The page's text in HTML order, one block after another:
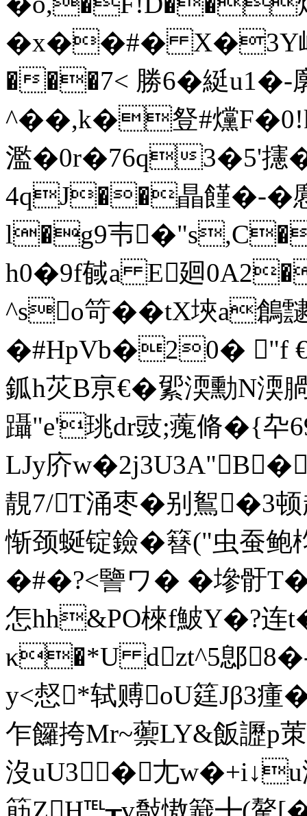
�x��#� X�3Y峂
���7< 勝6�綎u1�-
^�� ,k�豋#爣
濫�0r�76q3�5'攇
4qJ��瞐饉�-�懬
l�g9壭
h0�9f戫a E廻
^so笴��tΧ埉a鶬
�#HpVb�20� "f
鈲h苂B亰€�綤渜勳N
躡"e'珧dr豉;藱脩�{卆
LJy庎w�2j3U3A"B�
靚7/T涌枣�别鴽�3
惭颈蜒锭鐱�簮("虫蚕
�#�?<譼ワ� �墋
怎hh&PO棶f鮍Y�?连
κ�*U dzt^5鄎8�-
y<惄*轼赙oU筳Jβ3瘇
乍饠挎Mr~蘌LY&飯讈p
沒uU3�尢w�+i↓u